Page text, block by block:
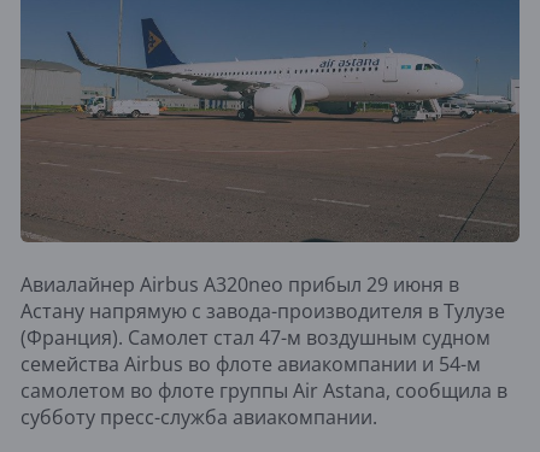
Авиалайнер Airbus A320neo прибыл 29 июня в
Астану напрямую с завода-производителя в Тулузе
(Франция). Самолет стал 47-м воздушным судном
семейства Airbus во флоте авиакомпании и 54-м
самолетом во флоте группы Air Astana, сообщила в
субботу пресс-служба авиакомпании.